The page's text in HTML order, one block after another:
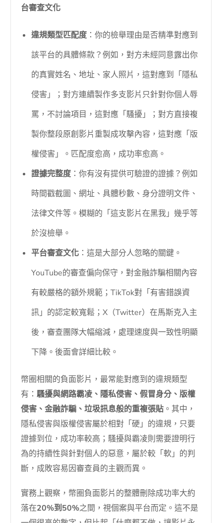
台審查文化
違規類型匹配度 ：你的檢舉理由是否精準對應到
該平台的具體條款？例如，對方未經同意露出你
的真實姓名、地址、家人照片，這對應到「隱私
侵害」；對方連續製作多支影片只針對你個人辱
罵，不討論項目，這對應「騷擾」；對方直接複
製你整段原創影片重製成攻擊內容，這對應「版
權侵害」。匹配度愈高，成功率愈高。
證據完整度 ：你有沒有提供可驗證的證據？例如
時間戳截圖、網址、具體秒數、身分證明文件、
法律文件等。模糊的「這支影片在黑我」幾乎等
於沒檢舉。
平台審查文化 ：這是大部分人忽略的關鍵。
YouTube的審查偏向保守，對金融詐騙相關內容
有較嚴格的額外規範；TikTok對「有害錯誤資
訊」的認定較寬鬆；X（Twitter）在馬斯克入主
後，審查團隊大幅縮減，處理速度與一致性明顯
下降。後面會詳細比較。
幣圈相關的負面影片，最常能對應到的違規類型
有：騷擾與網路霸凌、隱私侵害、假冒身分、版權
侵害、金融詐騙、垃圾訊息般的重複張貼 。其中，
隱私侵害與版權侵害屬於相對「硬」的違規，只要
證據到位，成功率較高；騷擾與霸凌則需要證明行
為的持續性與針對個人的惡意，屬於較「軟」的判
斷，成敗容易因審查員的主觀而異。
實務上觀察，幣圈負面影片的整體刪除成功率大約
落在20%到50%之間，視個案與平台而定。這不是